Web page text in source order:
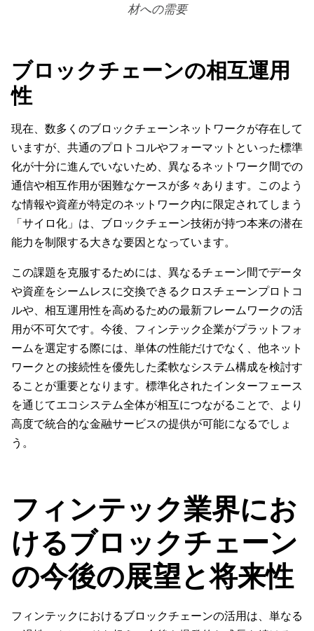
材への需要
ブロックチェーンの相互運用
性
現在、数多くのブロックチェーンネットワークが存在して
いますが、共通のプロトコルやフォーマットといった標準
化が十分に進んでいないため、異なるネットワーク間での
通信や相互作用が困難なケースが多々あります。このよう
な情報や資産が特定のネットワーク内に限定されてしまう
「サイロ化」は、ブロックチェーン技術が持つ本来の潜在
能力を制限する大きな要因となっています。
この課題を克服するためには、異なるチェーン間でデータ
や資産をシームレスに交換できるクロスチェーンプロトコ
ルや、相互運用性を高めるための最新フレームワークの活
用が不可欠です。今後、フィンテック企業がプラットフォ
ームを選定する際には、単体の性能だけでなく、他ネット
ワークとの接続性を優先した柔軟なシステム構成を検討す
ることが重要となります。標準化されたインターフェース
を通じてエコシステム全体が相互につながることで、より
高度で統合的な金融サービスの提供が可能になるでしょ
う。
フィンテック業界にお
けるブロックチェーン
の今後の展望と将来性
フィンテックにおけるブロックチェーンの活用は、単なる